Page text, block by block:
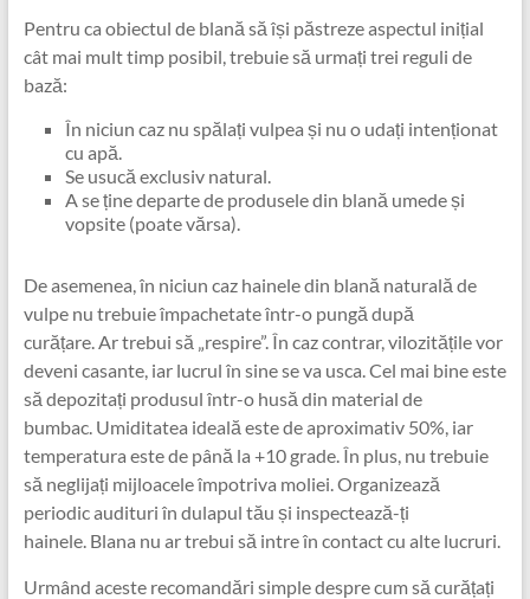
Pentru ca obiectul de blană să își păstreze aspectul inițial
cât mai mult timp posibil, trebuie să urmați trei reguli de
bază:
În niciun caz nu spălați vulpea și nu o udați intenționat
cu apă.
Se usucă exclusiv natural.
A se ține departe de produsele din blană umede și
vopsite (poate vărsa).
De asemenea, în niciun caz hainele din blană naturală de
vulpe nu trebuie împachetate într-o pungă după
curățare. Ar trebui să „respire”. În caz contrar, vilozitățile vor
deveni casante, iar lucrul în sine se va usca. Cel mai bine este
să depozitați produsul într-o husă din material de
bumbac. Umiditatea ideală este de aproximativ 50%, iar
temperatura este de până la +10 grade. În plus, nu trebuie
să neglijați mijloacele împotriva moliei. Organizează
periodic audituri în dulapul tău și inspectează-ți
hainele. Blana nu ar trebui să intre în contact cu alte lucruri.
Urmând aceste recomandări simple despre cum să curățați